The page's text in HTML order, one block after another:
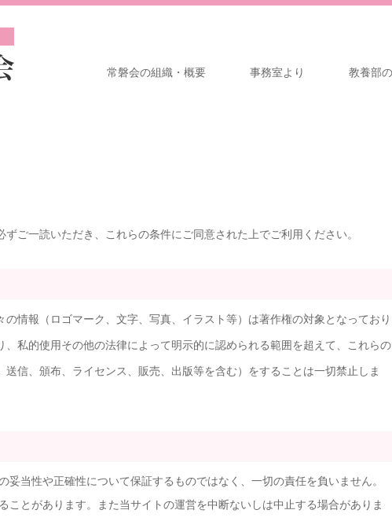
常磐会の組織・概要 事務室より 教養部
ご一読いただき、これらの条件にご同意された上でご利用ください。
情報（ロゴマーク、文字、写真、イラスト等）は著作権の対象となっており
私的使用その他の法律によって明示的に認められる範囲を超えて、これらの
信、頒布、ライセンス、販売、出版等を含む）をすることは一切禁止しま
妥当性や正確性について保証するものではなく、一切の責任を負いません。
ことがあります。また当サイトの運営を中断ないしは中止する場合がありま